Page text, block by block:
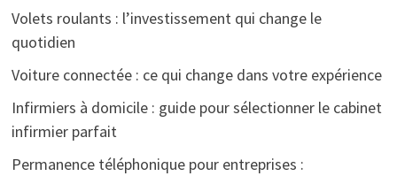
Volets roulants : l’investissement qui change le
quotidien
Voiture connectée : ce qui change dans votre expérience
Infirmiers à domicile : guide pour sélectionner le cabinet
infirmier parfait
Permanence téléphonique pour entreprises :